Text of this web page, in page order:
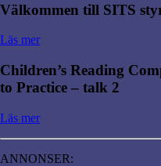
Välkommen till SITS
Läs mer
Children’s Reading
to Practice – talk 2
Läs mer
ANNONSER: